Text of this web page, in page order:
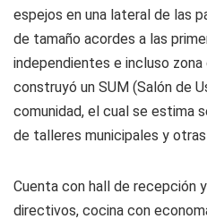
espejos en una lateral de las
de tamaño acordes a las
independientes e incluso zona
construyó un SUM (Salón de
comunidad, el cual se estima
de talleres municipales y
Cuenta con hall de recepción
directivos, cocina con